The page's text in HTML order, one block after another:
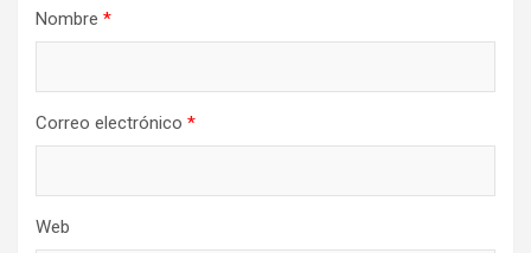
Nombre *
Correo electrónico *
Web